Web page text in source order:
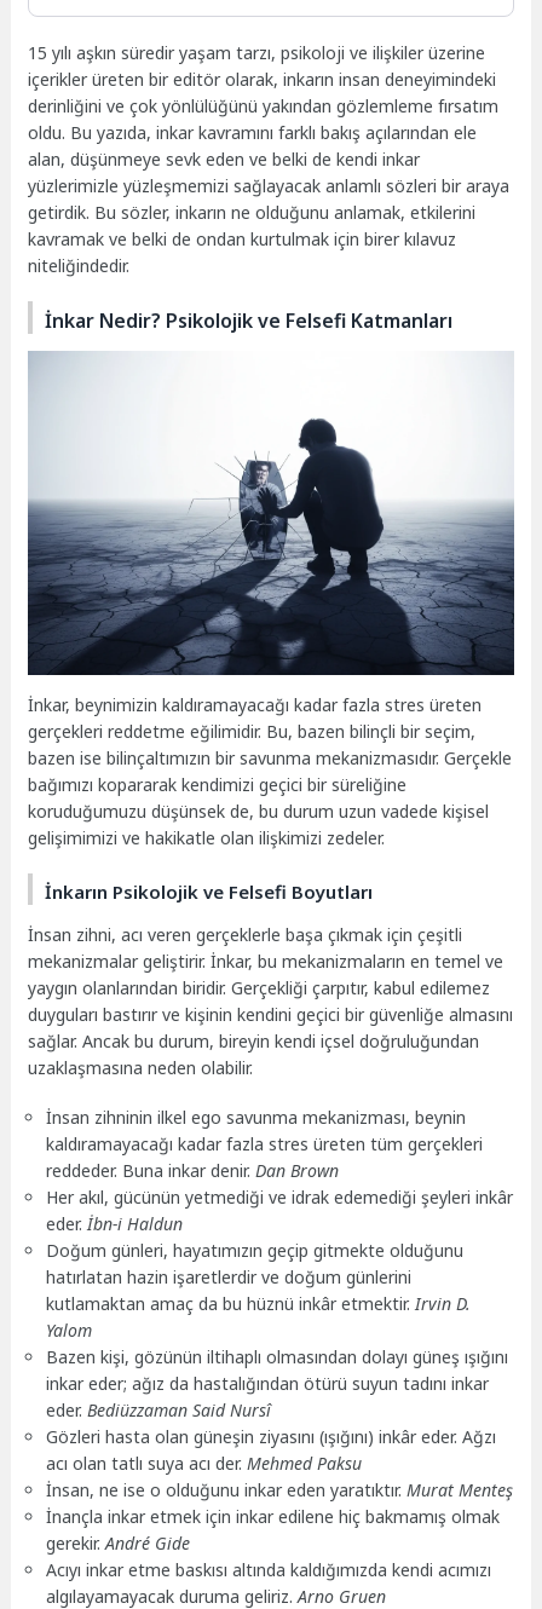
15 yılı aşkın süredir yaşam tarzı, psikoloji ve ilişkiler üzerine
içerikler üreten bir editör olarak, inkarın insan deneyimindeki
derinliğini ve çok yönlülüğünü yakından gözlemleme fırsatım
oldu. Bu yazıda, inkar kavramını farklı bakış açılarından ele
alan, düşünmeye sevk eden ve belki de kendi inkar
yüzlerimizle yüzleşmemizi sağlayacak anlamlı sözleri bir araya
getirdik. Bu sözler, inkarın ne olduğunu anlamak, etkilerini
kavramak ve belki de ondan kurtulmak için birer kılavuz
niteliğindedir.
İnkar Nedir? Psikolojik ve Felsefi Katmanları
İnkar, beynimizin kaldıramayacağı kadar fazla stres üreten
gerçekleri reddetme eğilimidir. Bu, bazen bilinçli bir seçim,
bazen ise bilinçaltımızın bir savunma mekanizmasıdır. Gerçekle
bağımızı kopararak kendimizi geçici bir süreliğine
koruduğumuzu düşünsek de, bu durum uzun vadede kişisel
gelişimimizi ve hakikatle olan ilişkimizi zedeler.
İnkarın Psikolojik ve Felsefi Boyutları
İnsan zihni, acı veren gerçeklerle başa çıkmak için çeşitli
mekanizmalar geliştirir. İnkar, bu mekanizmaların en temel ve
yaygın olanlarından biridir. Gerçekliği çarpıtır, kabul edilemez
duyguları bastırır ve kişinin kendini geçici bir güvenliğe almasını
sağlar. Ancak bu durum, bireyin kendi içsel doğruluğundan
uzaklaşmasına neden olabilir.
İnsan zihninin ilkel ego savunma mekanizması, beynin
kaldıramayacağı kadar fazla stres üreten tüm gerçekleri
reddeder. Buna inkar denir.Dan Brown
Her akıl, gücünün yetmediği ve idrak edemediği şeyleri inkâr
eder.İbn-i Haldun
Doğum günleri, hayatımızın geçip gitmekte olduğunu
hatırlatan hazin işaretlerdir ve doğum günlerini
kutlamaktan amaç da bu hüznü inkâr etmektir.Irvin D.
Yalom
Bazen kişi, gözünün iltihaplı olmasından dolayı güneş ışığını
inkar eder; ağız da hastalığından ötürü suyun tadını inkar
eder.Bediüzzaman Said Nursî
Gözleri hasta olan güneşin ziyasını (ışığını) inkâr eder. Ağzı
acı olan tatlı suya acı der.Mehmed Paksu
İnsan, ne ise o olduğunu inkar eden yaratıktır.Murat Menteş
İnançla inkar etmek için inkar edilene hiç bakmamış olmak
gerekir.André Gide
Acıyı inkar etme baskısı altında kaldığımızda kendi acımızı
algılayamayacak duruma geliriz.Arno Gruen